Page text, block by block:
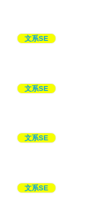
文系SE
文系SE
文系SE
文系SE